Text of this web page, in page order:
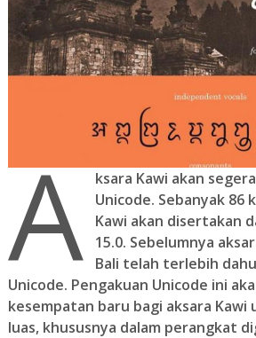
A
ksara Kawi akan
Unicode. Sebanyak 86
Kawi akan disertakan
15.0. Sebelumnya
Bali telah terlebih
Unicode. Pengakuan Unicode ini
kesempatan baru bagi aksara Kawi
luas, khususnya dalam perangkat